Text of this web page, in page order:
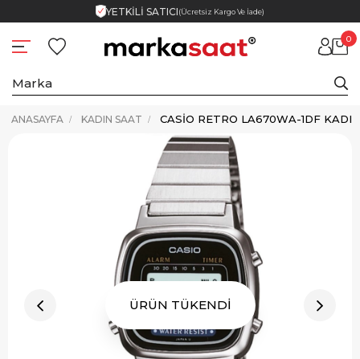
YETKİLİ SATICI(Ücretsiz Kargo Ve İade)
0
ANASAYFA KADIN SAAT CASIO RETRO LA670WA-1DF
ÜRÜN TÜKENDİ